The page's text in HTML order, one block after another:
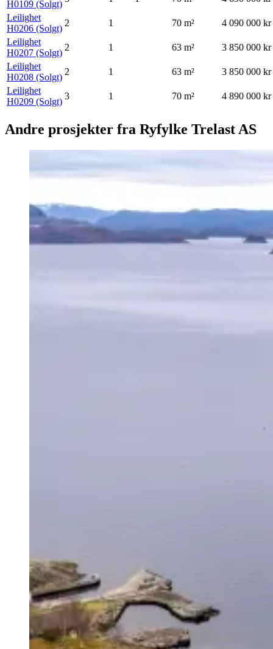
H0109 (Solgt)
Leilighet
H0206 (Solgt)
2 1 70 m²
4 090 000 kr
Leilighet
H0207 (Solgt)
2 1 63 m²
3 850 000 kr
Leilighet
H0208 (Solgt)
2 1 63 m²
3 850 000 kr
Leilighet
H0209 (Solgt)
3 1 70 m² 4 890 000 kr
Andre prosjekter fra Ryfylke Trelast AS